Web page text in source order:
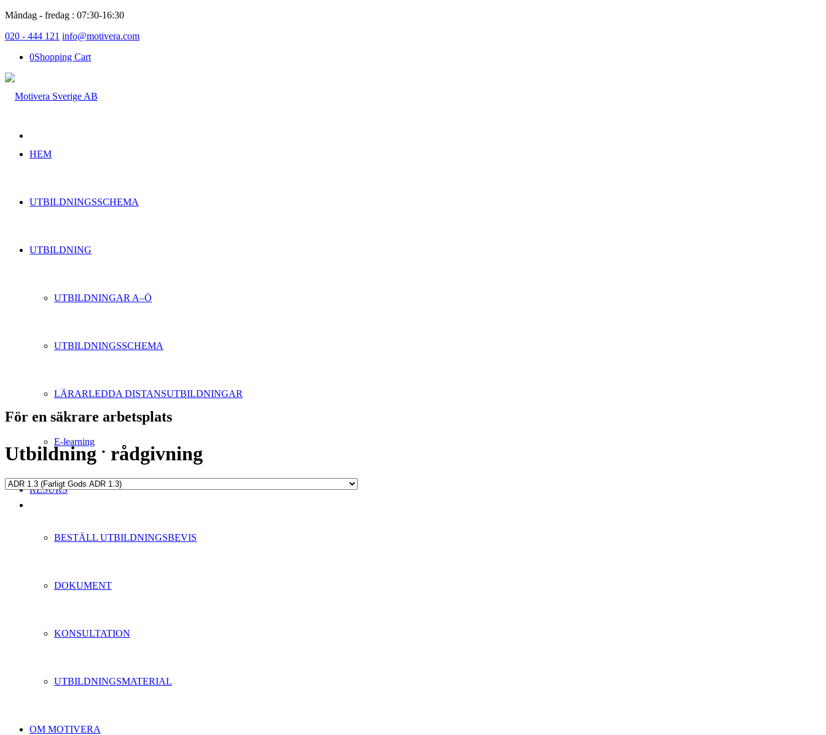
Måndag - fredag : 07:30-16:30
020 - 444 121 info@motivera.com
0Shopping Cart
HEM
UTBILDNINGSSCHEMA
UTBILDNING
UTBILDNINGAR A–Ö
UTBILDNINGSSCHEMA
LÄRARLEDDA DISTANSUTBILDNINGAR
E-learning
RESURS
BESTÄLL UTBILDNINGSBEVIS
DOKUMENT
KONSULTATION
UTBILDNINGSMATERIAL
OM MOTIVERA
För en säkrare arbetsplats
Utbildning . rådgivning